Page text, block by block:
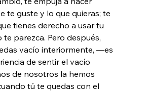
te guste y lo que quieras; te
tienes derecho a usar tu
parezca. Pero después,
vacío interiormente, —es
de sentir el vacío
de nosotros la hemos
tú te quedas con el